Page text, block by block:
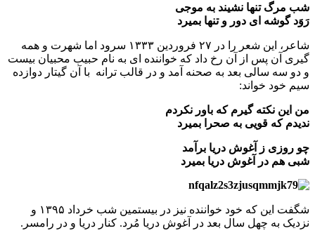
شب مرگ تنها نشیند به موجی
رَوَد گوشه ای دور و تنها بمیرد
شاعر، این شعر را در ۲۷ فروردین ۱۳۳۳ سرود اما شهرت و همه
گیری آن پس از آن رخ داد که خواننده ای به نام حبیب محبیان بیست
و دو سه سالی بعد به صحنه آمد و در قالب ترانه با آن گیتار دوازده
سیم خود خواند:
من این نکته گیرم که باور نکردم
ندیدم که قویی به صحرا بمیرد
چو روزی ز آغوش دریا برآمد
شبی هم در آغوش دریا بمیرد
شگفت این که خود خواننده نیز در بیستمین شب خرداد ۱۳۹۵ و
نزدیک به چهل سال بعد در آغوش دریا مُرد. کنار دریا و در رامسر.